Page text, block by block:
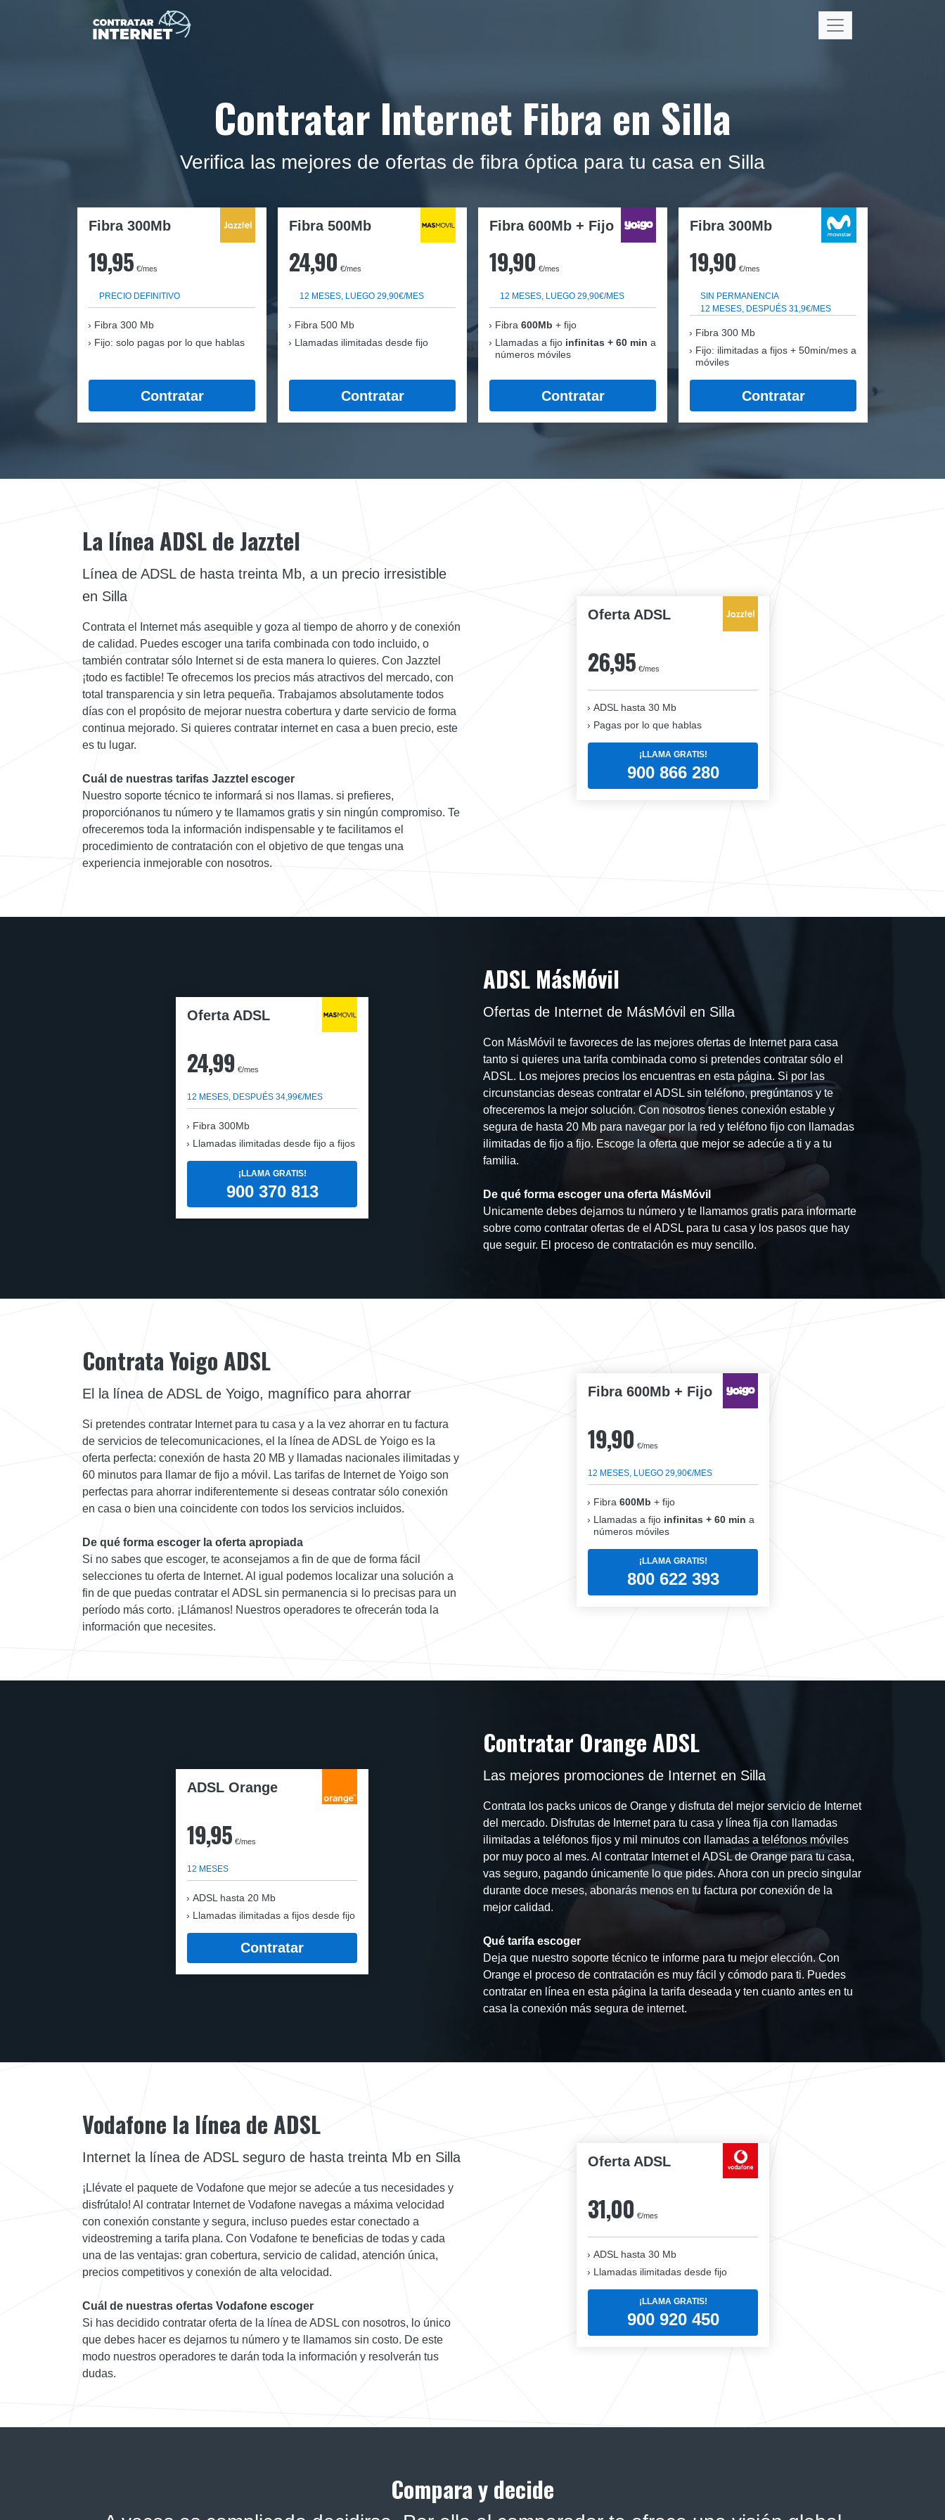
Contratar Internet Fibra en Silla
Verifica las mejores de ofertas de fibra óptica para tu casa en Silla
Fibra 300Mb
19,95 €/mes
PRECIO DEFINITIVO
Fibra 300 Mb
Fijo: solo pagas por lo que hablas
Contratar
Fibra 500Mb
24,90 €/mes
12 MESES, LUEGO 29,90€/MES
Fibra 500 Mb
Llamadas ilimitadas desde fijo
Contratar
Fibra 600Mb + Fijo
19,90 €/mes
12 MESES, LUEGO 29,90€/MES
Fibra 600Mb + fijo
Llamadas a fijo infinitas + 60 min a
números móviles
Contratar
Fibra 300Mb
19,90 €/mes
SIN PERMANENCIA
12 MESES, DESPUÉS 31,9€/MES
Fibra 300 Mb
Fijo: ilimitadas a fijos + 50min/mes a
móviles
Contratar
Oferta ADSL
26,95 €/mes
ADSL hasta 30 Mb
Pagas por lo que hablas
¡LLAMA GRATIS!
900 866 280
La línea ADSL de Jazztel
Línea de ADSL de hasta treinta Mb, a un precio irresistible
en Silla
Contrata el Internet más asequible y goza al tiempo de ahorro y de conexión
de calidad. Puedes escoger una tarifa combinada con todo incluido, o
también contratar sólo Internet si de esta manera lo quieres. Con Jazztel
¡todo es factible! Te ofrecemos los precios más atractivos del mercado, con
total transparencia y sin letra pequeña. Trabajamos absolutamente todos
días con el propósito de mejorar nuestra cobertura y darte servicio de forma
continua mejorado. Si quieres contratar internet en casa a buen precio, este
es tu lugar.
Cuál de nuestras tarifas Jazztel escoger
Nuestro soporte técnico te informará si nos llamas. si prefieres,
proporciónanos tu número y te llamamos gratis y sin ningún compromiso. Te
ofreceremos toda la información indispensable y te facilitamos el
procedimiento de contratación con el objetivo de que tengas una
experiencia inmejorable con nosotros.
Oferta ADSL
24,99 €/mes
12 MESES, DESPUÉS 34,99€/MES
Fibra 300Mb
Llamadas ilimitadas desde fijo a fijos
¡LLAMA GRATIS!
900 370 813
ADSL MásMóvil
Ofertas de Internet de MásMóvil en Silla
Con MásMóvil te favoreces de las mejores ofertas de Internet para casa
tanto si quieres una tarifa combinada como si pretendes contratar sólo el
ADSL. Los mejores precios los encuentras en esta página. Si por las
circunstancias deseas contratar el ADSL sin teléfono, pregúntanos y te
ofreceremos la mejor solución. Con nosotros tienes conexión estable y
segura de hasta 20 Mb para navegar por la red y teléfono fijo con llamadas
ilimitadas de fijo a fijo. Escoge la oferta que mejor se adecúe a ti y a tu
familia.
De qué forma escoger una oferta MásMóvil
Unicamente debes dejarnos tu número y te llamamos gratis para informarte
sobre como contratar ofertas de el ADSL para tu casa y los pasos que hay
que seguir. El proceso de contratación es muy sencillo.
Fibra 600Mb + Fijo
19,90 €/mes
12 MESES, LUEGO 29,90€/MES
Fibra 600Mb + fijo
Llamadas a fijo infinitas + 60 min a
números móviles
¡LLAMA GRATIS!
800 622 393
Contrata Yoigo ADSL
El la línea de ADSL de Yoigo, magnífico para ahorrar
Si pretendes contratar Internet para tu casa y a la vez ahorrar en tu factura
de servicios de telecomunicaciones, el la línea de ADSL de Yoigo es la
oferta perfecta: conexión de hasta 20 MB y llamadas nacionales ilimitadas y
60 minutos para llamar de fijo a móvil. Las tarifas de Internet de Yoigo son
perfectas para ahorrar indiferentemente si deseas contratar sólo conexión
en casa o bien una coincidente con todos los servicios incluidos.
De qué forma escoger la oferta apropiada
Si no sabes que escoger, te aconsejamos a fin de que de forma fácil
selecciones tu oferta de Internet. Al igual podemos localizar una solución a
fin de que puedas contratar el ADSL sin permanencia si lo precisas para un
período más corto. ¡Llámanos! Nuestros operadores te ofrecerán toda la
información que necesites.
ADSL Orange
19,95 €/mes
12 MESES
ADSL hasta 20 Mb
Llamadas ilimitadas a fijos desde fijo
Contratar
Contratar Orange ADSL
Las mejores promociones de Internet en Silla
Contrata los packs unicos de Orange y disfruta del mejor servicio de Internet
del mercado. Disfrutas de Internet para tu casa y línea fija con llamadas
ilimitadas a teléfonos fijos y mil minutos con llamadas a teléfonos móviles
por muy poco al mes. Al contratar Internet el ADSL de Orange para tu casa,
vas seguro, pagando únicamente lo que pides. Ahora con un precio singular
durante doce meses, abonarás menos en tu factura por conexión de la
mejor calidad.
Qué tarifa escoger
Deja que nuestro soporte técnico te informe para tu mejor elección. Con
Orange el proceso de contratación es muy fácil y cómodo para ti. Puedes
contratar en línea en esta página la tarifa deseada y ten cuanto antes en tu
casa la conexión más segura de internet.
Oferta ADSL
31,00 €/mes
ADSL hasta 30 Mb
Llamadas ilimitadas desde fijo
¡LLAMA GRATIS!
900 920 450
Vodafone la línea de ADSL
Internet la línea de ADSL seguro de hasta treinta Mb en Silla
¡Llévate el paquete de Vodafone que mejor se adecúe a tus necesidades y
disfrútalo! Al contratar Internet de Vodafone navegas a máxima velocidad
con conexión constante y segura, incluso puedes estar conectado a
videostreming a tarifa plana. Con Vodafone te beneficias de todas y cada
una de las ventajas: gran cobertura, servicio de calidad, atención única,
precios competitivos y conexión de alta velocidad.
Cuál de nuestras ofertas Vodafone escoger
Si has decidido contratar oferta de la línea de ADSL con nosotros, lo único
que debes hacer es dejarnos tu número y te llamamos sin costo. De este
modo nuestros operadores te darán toda la información y resolverán tus
dudas.
Compara y decide